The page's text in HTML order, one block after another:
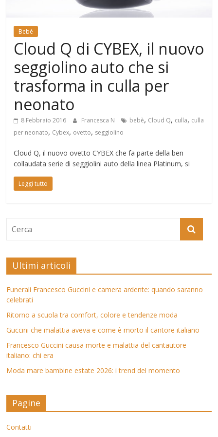
Bebè
Cloud Q di CYBEX, il nuovo
seggiolino auto che si
trasforma in culla per
neonato
8 Febbraio 2016 Francesca N bebè, Cloud Q, culla, culla
per neonato, Cybex, ovetto, seggiolino
Cloud Q, il nuovo ovetto CYBEX che fa parte della ben
collaudata serie di seggiolini auto della linea Platinum, si
Leggi tutto
Ultimi articoli
Funerali Francesco Guccini e camera ardente: quando saranno
celebrati
Ritorno a scuola tra comfort, colore e tendenze moda
Guccini che malattia aveva e come è morto il cantore italiano
Francesco Guccini causa morte e malattia del cantautore
italiano: chi era
Moda mare bambine estate 2026: i trend del momento
Pagine
Contatti